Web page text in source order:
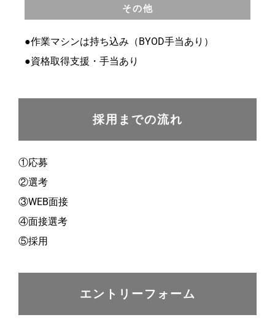
その他
●作業マシンは持ち込み（BYOD手当あり）
●資格取得支援・手当あり
採用までの流れ
①応募
②選考
③WEB面接
④面接選考
⑤採用
エントリーフォーム